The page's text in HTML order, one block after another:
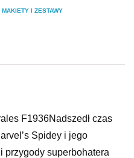
MAKIETY I ZESTAWY
F1936Nadszedł czas
Spidey i jego
przygody superbohatera